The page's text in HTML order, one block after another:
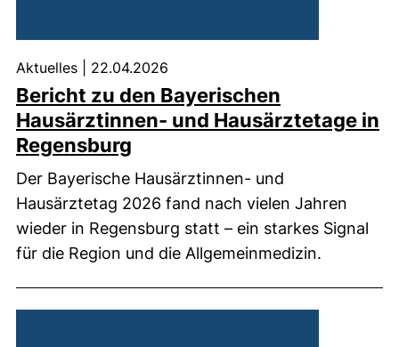
Bericht zu den Bayerischen
Hausärztinnen- und Hausärztetage in
Regensburg
Aktuelles 22.04.2026
Der Bayerische Hausärztinnen- und
Hausärztetag 2026 fand nach vielen Jahren
wieder in Regensburg statt – ein starkes Signal
für die Region und die Allgemeinmedizin.